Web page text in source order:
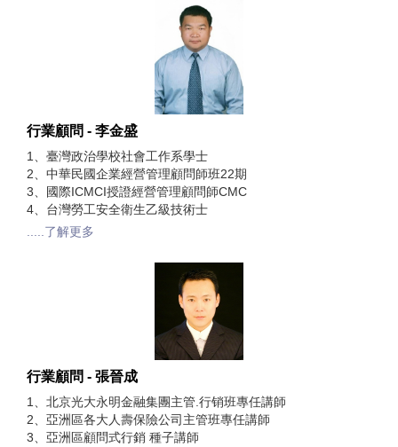
行業顧問 - 李金盛
1、臺灣政治學校社會工作系學士
2、中華民國企業經營管理顧問師班22期
3、國際ICMCI授證經營管理顧問師CMC
4、台灣勞工安全衛生乙級技術士
.....了解更多
行業顧問 - 張晉成
1、北京光大永明金融集團主管.行销班專任講師
2、亞洲區各大人壽保險公司主管班專任講師
3、亞洲區顧問式行銷 種子講師